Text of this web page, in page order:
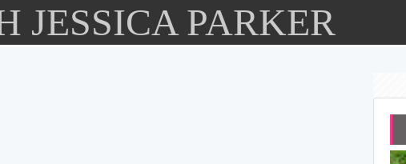
JESSICA PARKER